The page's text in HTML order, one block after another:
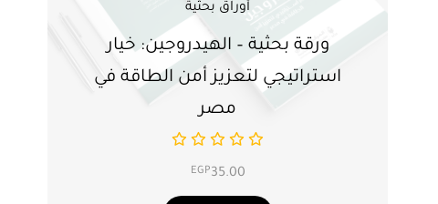
أوراق بحثية
ورقة بحثية – الهيدروجين: خيار
استراتيجي لتعزيز أمن الطاقة في
مصر
EGP35.00